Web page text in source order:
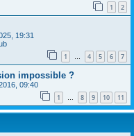
1 2
19:31
1 … 4 5 6 7
impossible ?
09:40
1 … 8 9 10 11